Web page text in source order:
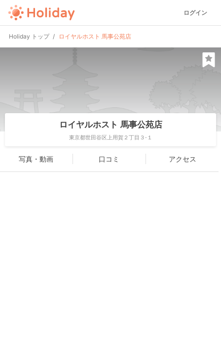
ログイン
Holiday トップ ロイヤルホスト 馬事公苑店
ロイヤルホスト 馬事公苑店
東京都世田谷区上用賀２丁目３-１
写真・動画 口コミ アクセス